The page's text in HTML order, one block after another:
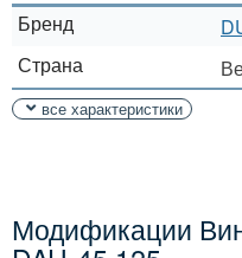
Бренд
Страна
все характеристики
Модификации